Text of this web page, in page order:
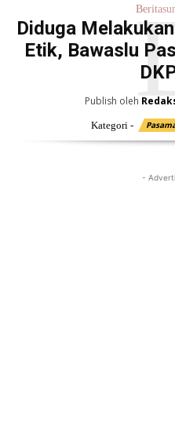
Diduga
Etik, Bawaslu
Publish oleh
Kategori -
-